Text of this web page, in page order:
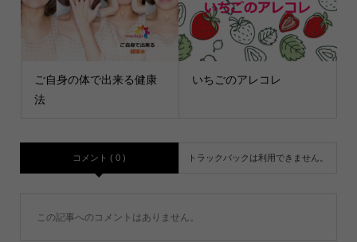
ご自身の体で出来る健康
法
いちごのアレコレ
コメント ( 0 ) トラックバックは利用できません。
この記事へのコメントはありません。